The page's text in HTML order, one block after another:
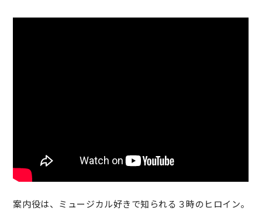
案内役は、ミュージカル好きで知られる３時のヒロイン。